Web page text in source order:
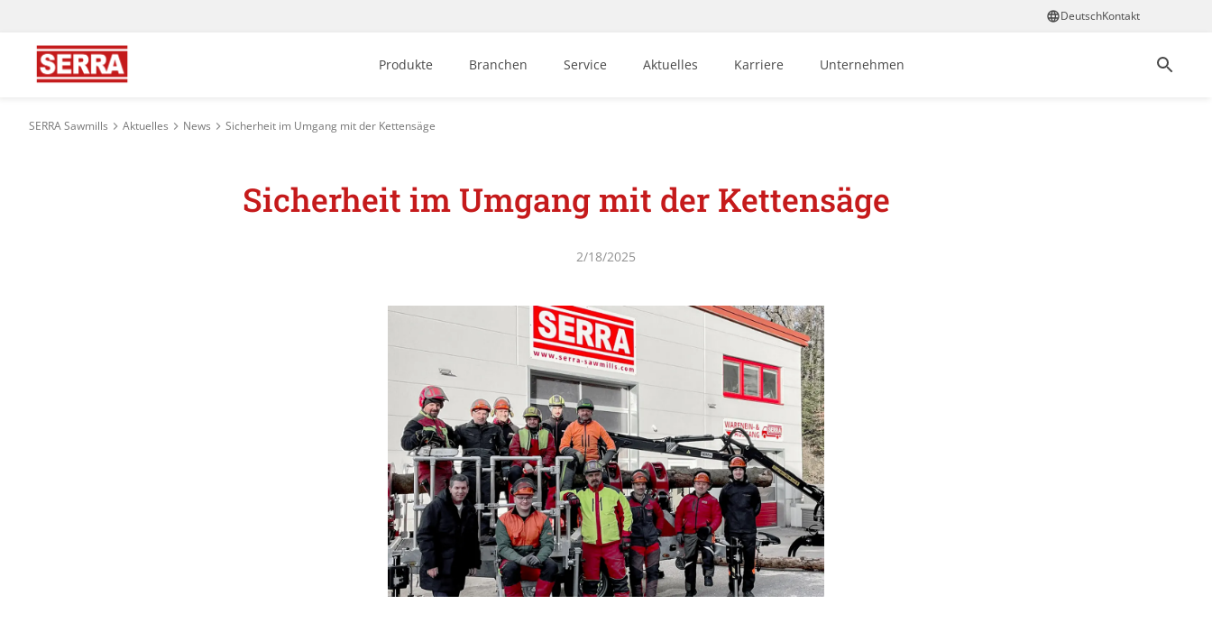
DeutschKontakt
Produkte Branchen Service Aktuelles Karriere Unternehmen
SERRA Sawmills Aktuelles News Sicherheit im Umgang mit der Kettensäge
Sicherheit im Umgang mit der Kettensäge
2/18/2025